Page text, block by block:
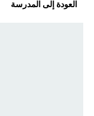
العودة إلى المدرسة